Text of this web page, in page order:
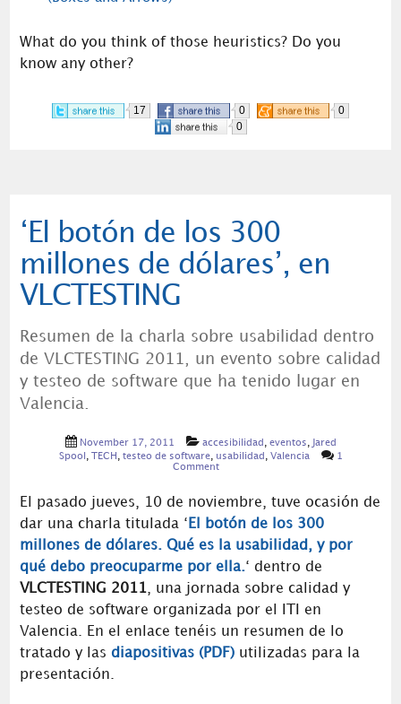
What do you think of those heuristics? Do you
know any other?
17 0
0
0
‘El botón de los 300
millones de dólares’, en
VLCTESTING
Resumen de la charla sobre usabilidad dentro
de VLCTESTING 2011, un evento sobre calidad
y testeo de software que ha tenido lugar en
Valencia.
November 17, 2011 accesibilidad , eventos , Jared
Spool , TECH , testeo de software, usabilidad , Valencia
1
Comment
El pasado jueves, 10 de noviembre, tuve ocasión de
dar una charla titulada ‘ El botón de los 300
millones de dólares. Qué es la usabilidad, y por
qué debo preocuparme por ella.‘ dentro de
VLCTESTING 2011, una jornada sobre calidad y
testeo de software organizada por el ITI en
Valencia. En el enlace tenéis un resumen de lo
tratado y las diapositivas (PDF)utilizadas para la
presentación.